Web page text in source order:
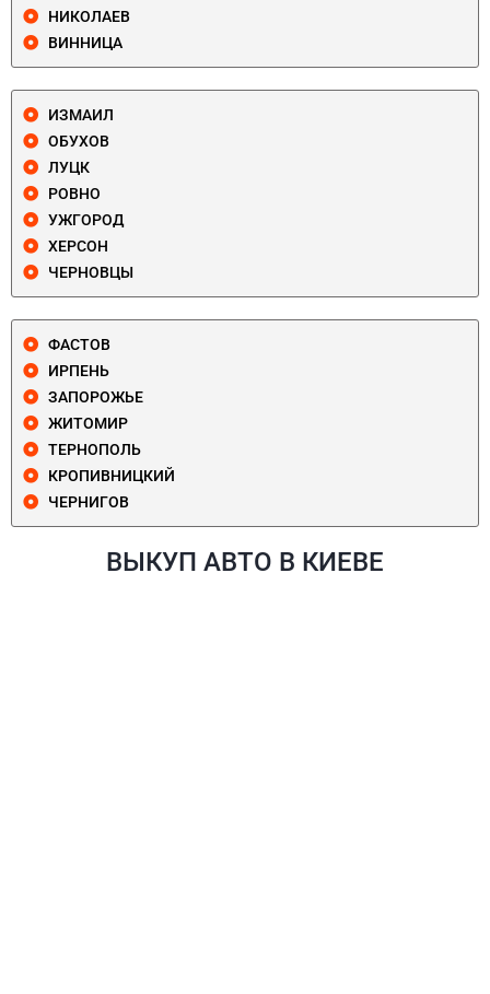
НИКОЛАЕВ
ВИННИЦА
ИЗМАИЛ
ОБУХОВ
ЛУЦК
РОВНО
УЖГОРОД
ХЕРСОН
ЧЕРНОВЦЫ
ФАСТОВ
ИРПЕНЬ
ЗАПОРОЖЬЕ
ЖИТОМИР
ТЕРНОПОЛЬ
КРОПИВНИЦКИЙ
ЧЕРНИГОВ
ВЫКУП АВТО В КИЕВЕ